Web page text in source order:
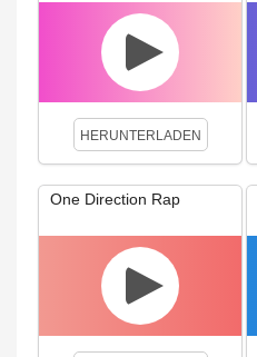
HERUNTERLADEN
One Direction Rap